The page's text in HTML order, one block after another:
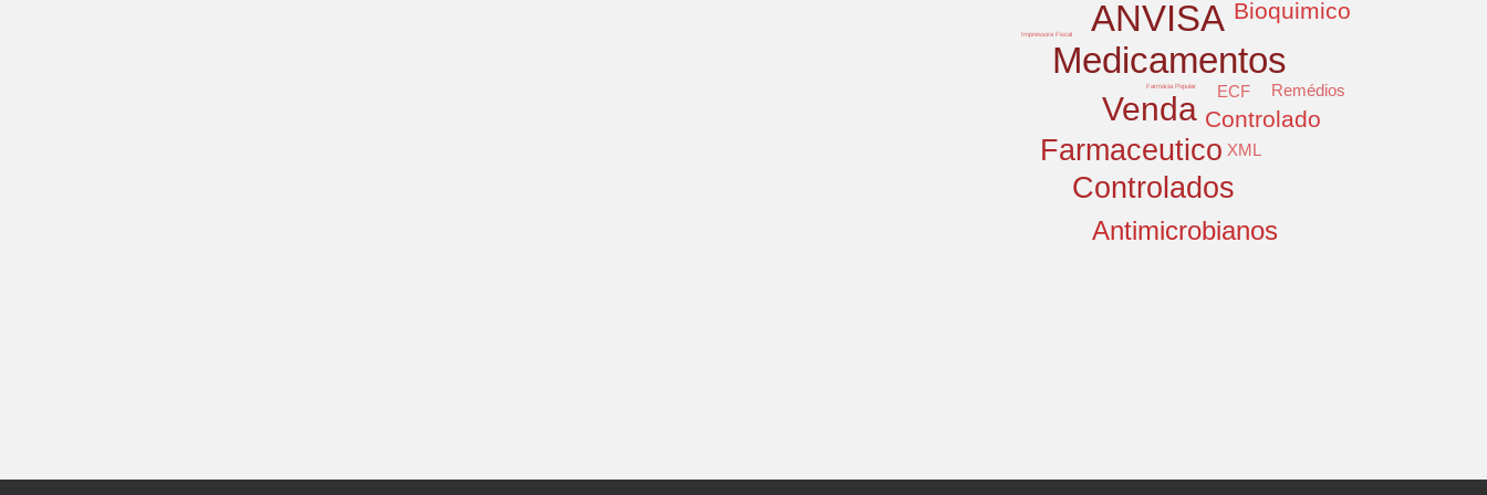
Medicamentos
ANVISA
Venda
Farmaceutico
Controlados
Antimicrobianos
Controlado
Bioquimico
XML
ECF Remédios
Farmácia Popular
Impressora Fiscal